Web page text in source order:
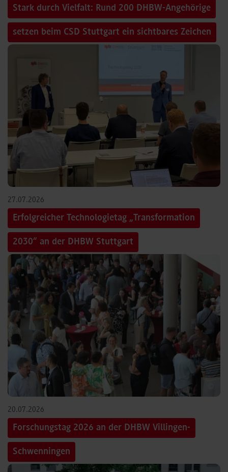
Stark durch Vielfalt: Rund 200 DHBW-Angehörige
setzen beim CSD Stuttgart ein sichtbares Zeichen
27.07.2026
Erfolgreicher Technologietag „Transformation
2030“ an der DHBW Stuttgart
20.07.2026
Forschungstag 2026 an der DHBW Villingen-
Schwenningen